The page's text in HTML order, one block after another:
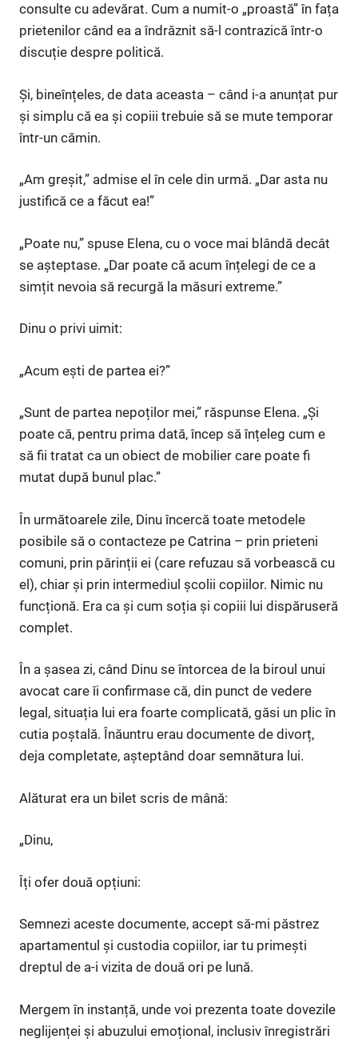
consulte cu adevărat. Cum a numit-o „proastă” în fața
prietenilor când ea a îndrăznit să-l contrazică într-o
discuție despre politică.
Și, bineînțeles, de data aceasta – când i-a anunțat pur
și simplu că ea și copiii trebuie să se mute temporar
într-un cămin.
„Am greșit,” admise el în cele din urmă. „Dar asta nu
justifică ce a făcut ea!”
„Poate nu,” spuse Elena, cu o voce mai blândă decât
se așteptase. „Dar poate că acum înțelegi de ce a
simțit nevoia să recurgă la măsuri extreme.”
Dinu o privi uimit:
„Acum ești de partea ei?”
„Sunt de partea nepoților mei,” răspunse Elena. „Și
poate că, pentru prima dată, încep să înțeleg cum e
să fii tratat ca un obiect de mobilier care poate fi
mutat după bunul plac.”
În următoarele zile, Dinu încercă toate metodele
posibile să o contacteze pe Catrina – prin prieteni
comuni, prin părinții ei (care refuzau să vorbească cu
el), chiar și prin intermediul școlii copiilor. Nimic nu
funcționă. Era ca și cum soția și copiii lui dispăruseră
complet.
În a șasea zi, când Dinu se întorcea de la biroul unui
avocat care îi confirmase că, din punct de vedere
legal, situația lui era foarte complicată, găsi un plic în
cutia poștală. Înăuntru erau documente de divorț,
deja completate, așteptând doar semnătura lui.
Alăturat era un bilet scris de mână:
„Dinu,
Îți ofer două opțiuni:
Semnezi aceste documente, accept să-mi păstrez
apartamentul și custodia copiilor, iar tu primești
dreptul de a-i vizita de două ori pe lună.
Mergem în instanță, unde voi prezenta toate dovezile
neglijenței și abuzului emoțional, inclusiv înregistrări